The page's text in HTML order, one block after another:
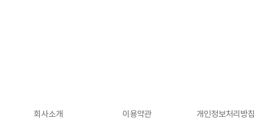
회사소개 이용약관 개인정보처리방침